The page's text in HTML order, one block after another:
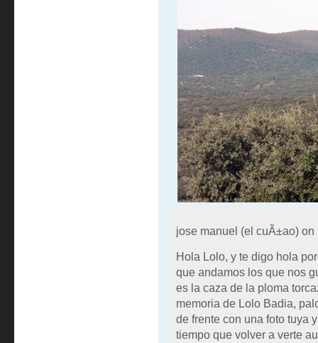
jose manuel (el cuÃ±ao) on
Hola Lolo, y te digo hola
que andamos los que nos
es la caza de la ploma
memoria de Lolo Badia,
de frente con una foto tuya
tiempo que volver a verte